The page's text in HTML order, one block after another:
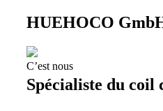
HUEHOCO
Spécialiste du coil
C’est nous